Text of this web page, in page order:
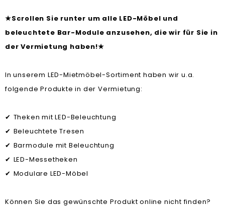
★Scrollen Sie runter um alle LED-Möbel und
beleuchtete Bar-Module anzusehen, die wir für Sie in
der Vermietung haben!★
In unserem LED-Mietmöbel-Sortiment haben wir u.a.
folgende Produkte in der Vermietung:
✔ Theken mit LED-Beleuchtung
✔ Beleuchtete Tresen
✔ Barmodule mit Beleuchtung
✔ LED-Messetheken
✔ Modulare LED-Möbel
Können Sie das gewünschte Produkt online nicht finden?